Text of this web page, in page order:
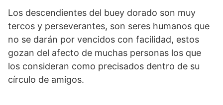
Los descendientes del buey dorado son muy
tercos y perseverantes, son seres humanos que
no se darán por vencidos con facilidad, estos
gozan del afecto de muchas personas los que
los consideran como precisados dentro de su
círculo de amigos.